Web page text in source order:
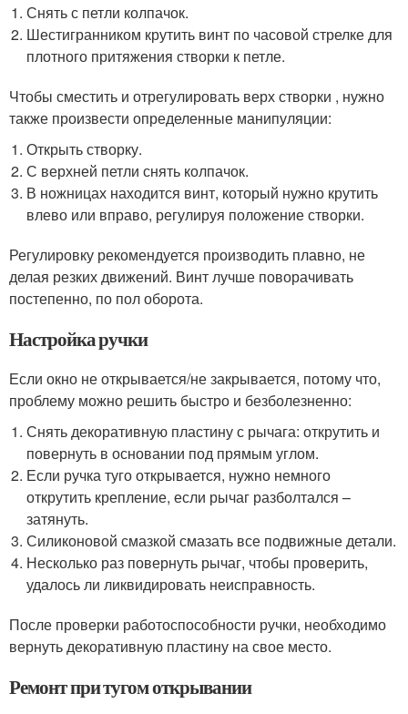
Снять с петли колпачок.
Шестигранником крутить винт по часовой стрелке для
плотного притяжения створки к петле.
Чтобы сместить и отрегулировать верх створки , нужно
также произвести определенные манипуляции:
Открыть створку.
С верхней петли снять колпачок.
В ножницах находится винт, который нужно крутить
влево или вправо, регулируя положение створки.
Регулировку рекомендуется производить плавно, не
делая резких движений. Винт лучше поворачивать
постепенно, по пол оборота.
Настройка ручки
Если окно не открывается/не закрывается, потому что,
проблему можно решить быстро и безболезненно:
Снять декоративную пластину с рычага: открутить и
повернуть в основании под прямым углом.
Если ручка туго открывается, нужно немного
открутить крепление, если рычаг разболтался –
затянуть.
Силиконовой смазкой смазать все подвижные детали.
Несколько раз повернуть рычаг, чтобы проверить,
удалось ли ликвидировать неисправность.
После проверки работоспособности ручки, необходимо
вернуть декоративную пластину на свое место.
Ремонт при тугом открывании